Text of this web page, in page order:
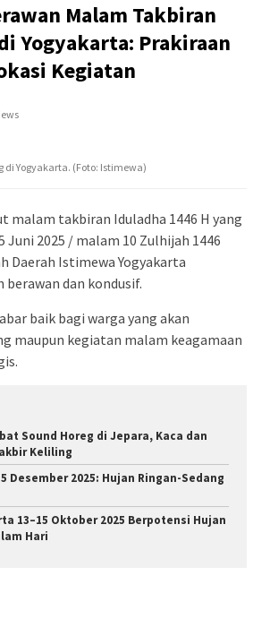
Malam Takbiran
Yogyakarta: Prakiraan
Kegiatan
Yogyakarta. (Foto: Istimewa)
malam takbiran Iduladha 1446 H yang
Juni 2025 / malam 10 Zulhijah 1446
Daerah Istimewa Yogyakarta
dan kondusif.
baik bagi warga yang akan
maupun kegiatan malam keagamaan
Sound Horeg di Jepara, Kaca dan
Keliling
Desember 2025: Hujan Ringan-Sedang
13–15 Oktober 2025 Berpotensi Hujan
Hari